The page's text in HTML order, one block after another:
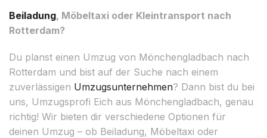
Beiladung, Möbeltaxi oder Kleintransport nach
Rotterdam?
Du planst einen Umzug von Mönchengladbach nach
Rotterdam und bist auf der Suche nach einem
zuverlässigen Umzugsunternehmen? Dann bist du bei
uns, Umzugsprofi Eich aus Mönchengladbach, genau
richtig! Wir bieten dir verschiedene Optionen für
deinen Umzug – ob Beiladung, Möbeltaxi oder